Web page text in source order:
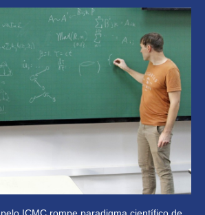
ICMC rompe paradigma científico de